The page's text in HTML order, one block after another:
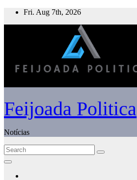
Skip
Fri. Aug 7th, 2026
Feijoada Politica
Notícias